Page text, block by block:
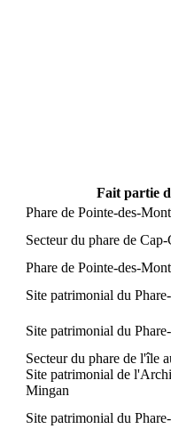
Fait partie
Phare de Pointe-des-
Secteur du phare de Cap-
Phare de Pointe-des-
Site patrimonial du
Site patrimonial du
Secteur du phare de l'île
Site patrimonial de
Mingan
Site patrimonial du